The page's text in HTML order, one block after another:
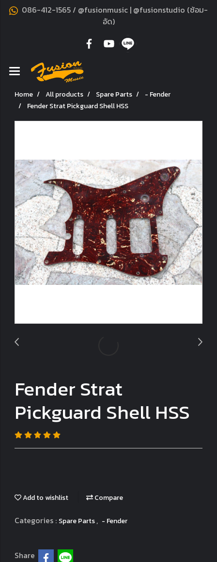
086-412-1565 / @fusionmusic | @fusionstudio (ซ้อม-
อัด)
Home All products Spare Parts
- Fender
Fender Strat Pickguard Shell HSS
Fender Strat
Pickguard Shell HSS
Add to wishlist Compare
Categories : Spare Parts, - Fender
Share